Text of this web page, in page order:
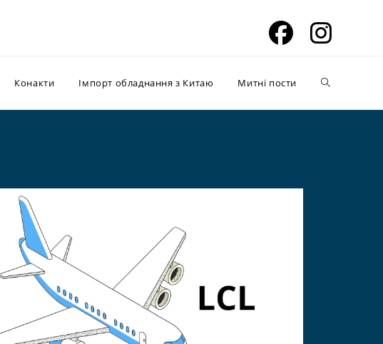
Конакти Імпорт обладнання з Китаю Митні пости